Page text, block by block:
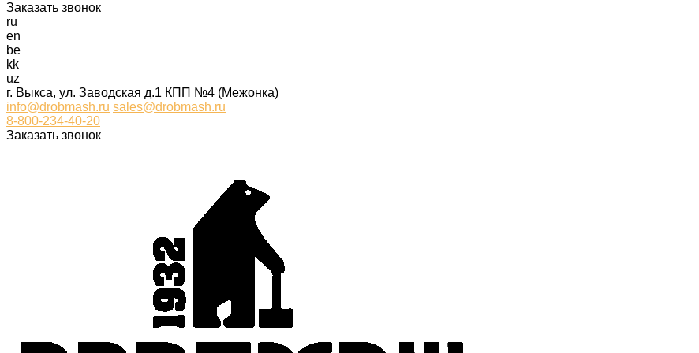
Заказать звонок
ru
en
be
kk
uz
г. Выкса, ул. Заводская д.1 КПП №4 (Межонка)
info@drobmash.ru sales@drobmash.ru
8-800-234-40-20
Заказать звонок